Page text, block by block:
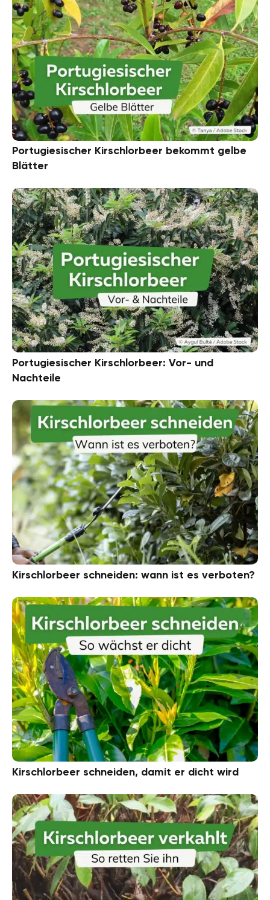
Portugiesischer Kirschlorbeer bekommt gelbe
Blätter
Portugiesischer Kirschlorbeer: Vor- und
Nachteile
Kirschlorbeer schneiden: wann ist es verboten?
Kirschlorbeer schneiden, damit er dicht wird